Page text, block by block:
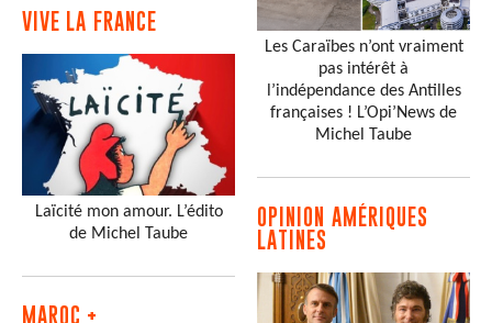
VIVE LA FRANCE
Laïcité mon amour. L’édito
de Michel Taube
MAROC +
Les Caraïbes n’ont vraiment
pas intérêt à
l’indépendance des Antilles
françaises ! L’Opi’News de
Michel Taube
OPINION AMÉRIQUES
LATINES